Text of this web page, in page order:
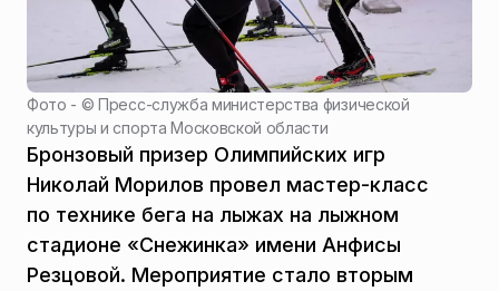
Фото - ©Пресс-служба министерства физической
культуры и спорта Московской области
Бронзовый призер Олимпийских игр
Николай Морилов провел мастер-класс
по технике бега на лыжах на лыжном
стадионе «Снежинка» имени Анфисы
Резцовой. Мероприятие стало вторым